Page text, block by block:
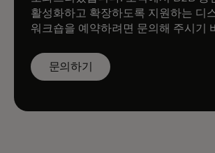
활성화하고 확장하도록 지원하는 디
워크숍을 예약하려면 문의해 주시기
문의하기